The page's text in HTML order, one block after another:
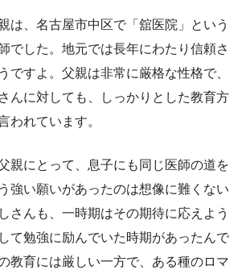
は、名古屋市中区で「舘医院」という
でした。地元では長年にわたり信頼さ
ですよ。父親は非常に厳格な性格で、
んに対しても、しっかりとした教育方
われています。
親にとって、息子にも同じ医師の道を
強い願いがあったのは想像に難くない
さんも、一時期はその期待に応えよう
て勉強に励んでいた時期があったんで
教育には厳しい一方で、ある種のロマ